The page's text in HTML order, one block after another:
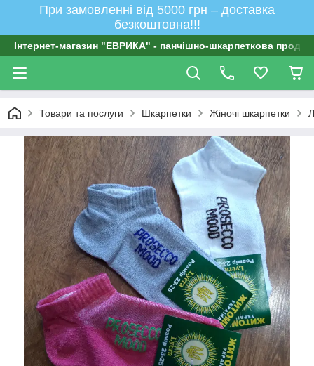
При замовленні від 5000 грн – доставка
безкоштовна!!!
Інтернет-магазин "ЕВРИКА" - панчішно-шкарпеткова
Товари та послуги Шкарпетки Жіночі шкарпетки